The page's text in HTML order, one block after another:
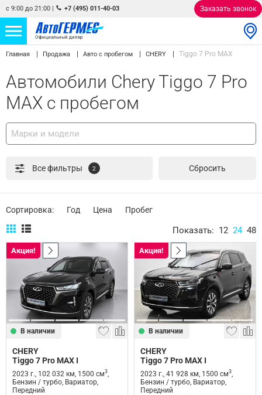
с 9:00 до 21:00 | +7 (495) 011-40-03 Заказать звонок
Официальный дилер
НОВЫЕ АВТОМОБИЛИ 4770 авто
С ПРОБЕГОМ 857 авто
УСЛУГИ
АКЦИИ
КОНТАКТЫ
Избранное
Сравнение
Личный кабинет
Главная Продажа Авто с пробегом CHERY Tiggo 7 Pro MAX
Автомобили Chery Tiggo 7 Pro
MAX с пробегом
Марки и модели
Все фильтры 2 Сбросить
Сортировка: Год Цена Пробег
Показать: 12 24 48
Акция!
В наличии
CHERY
Tiggo 7 Pro MAX I
2023 г., 102 032 км, 1500 см3,
Бензин / турбо, Вариатор,
Передний
Акция!
В наличии
CHERY
Tiggo 7 Pro MAX I
2023 г., 41 928 км, 1500 см3,
Бензин / турбо, Вариатор,
Передний